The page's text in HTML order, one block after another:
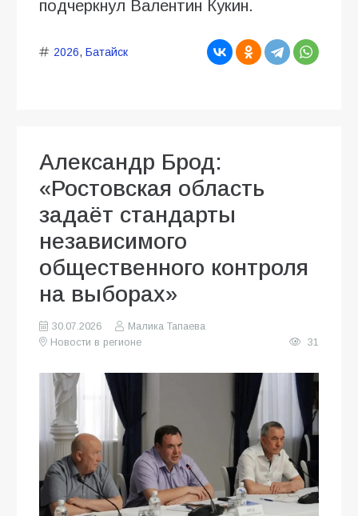
подчеркнул Валентин Кукин.
2026, Батайск
Александр Брод:
«Ростовская область
задаёт стандарты
независимого
общественного контроля
на выборах»
30.07.2026
Малика Тапаева
Новости в регионе
31